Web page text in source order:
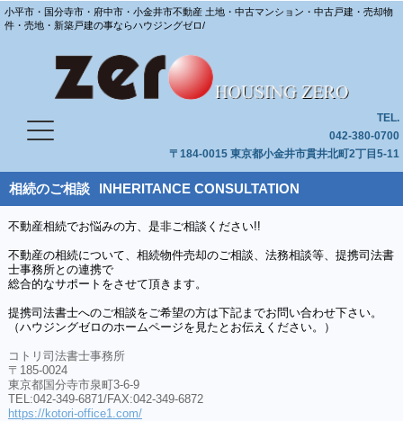
小平市・国分寺市・府中市・小金井市不動産 土地・中古マンション・中古戸建・売却物
件・売地・新築戸建の事ならハウジングゼロ/
TEL.
042-380-0700
〒184-0015 東京都小金井市貫井北町2丁目5-11
相続のご相談 INHERITANCE CONSULTATION
不動産相続でお悩みの方、是非ご相談ください!!
不動産の相続について、相続物件売却のご相談、法務相談等、提携司法書
士事務所との連携で
総合的なサポートをさせて頂きます。
提携司法書士へのご相談をご希望の方は下記までお問い合わせ下さい。
（ハウジングゼロのホームページを見たとお伝えください。）
コトリ司法書士事務所
〒185-0024
東京都国分寺市泉町3-6-9
TEL:042-349-6871/FAX:042-349-6872
https://kotori-office1.com/